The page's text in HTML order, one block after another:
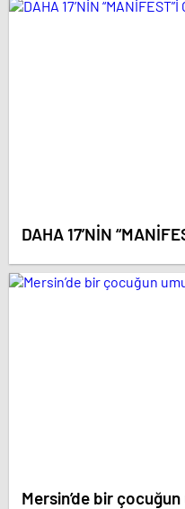
DAHA 17’NİN
Mersin’de bir